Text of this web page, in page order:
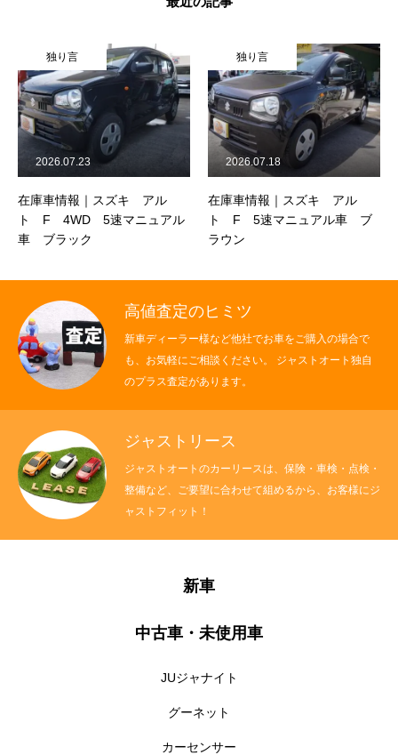
独り言
在庫車情報｜スズキ アル
ト F 4WD 5速マニュアル
車 ブラック
2026.07.23
独り言
在庫車情報｜スズキ アル
ト F 5速マニュアル車 ブ
ラウン
2026.07.18
高値査定のヒミツ
新車ディーラー様など他社でお車をご購入の場合で
も、お気軽にご相談ください。 ジャストオート独自
のプラス査定があります。
ジャストリース
ジャストオートのカーリースは、保険・車検・点検・
整備など、ご要望に合わせて組めるから、お客様にジ
ャストフィット！
新車
中古車・未使用車
JUジャナイト
グーネット
カーセンサー